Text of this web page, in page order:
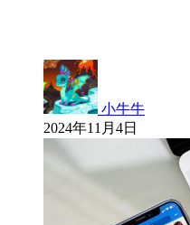
小牛牛
2024年11月4日